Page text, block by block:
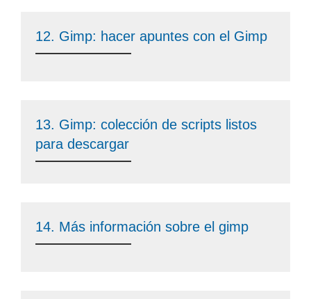
12. Gimp: hacer apuntes con el Gimp
13. Gimp: colección de scripts listos
para descargar
14. Más información sobre el gimp